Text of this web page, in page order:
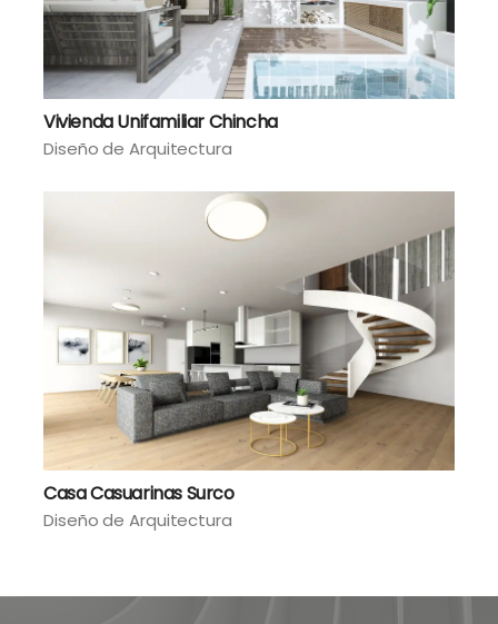
Vivienda Unifamiliar Chincha
Diseño de Arquitectura
Casa Casuarinas Surco
Diseño de Arquitectura